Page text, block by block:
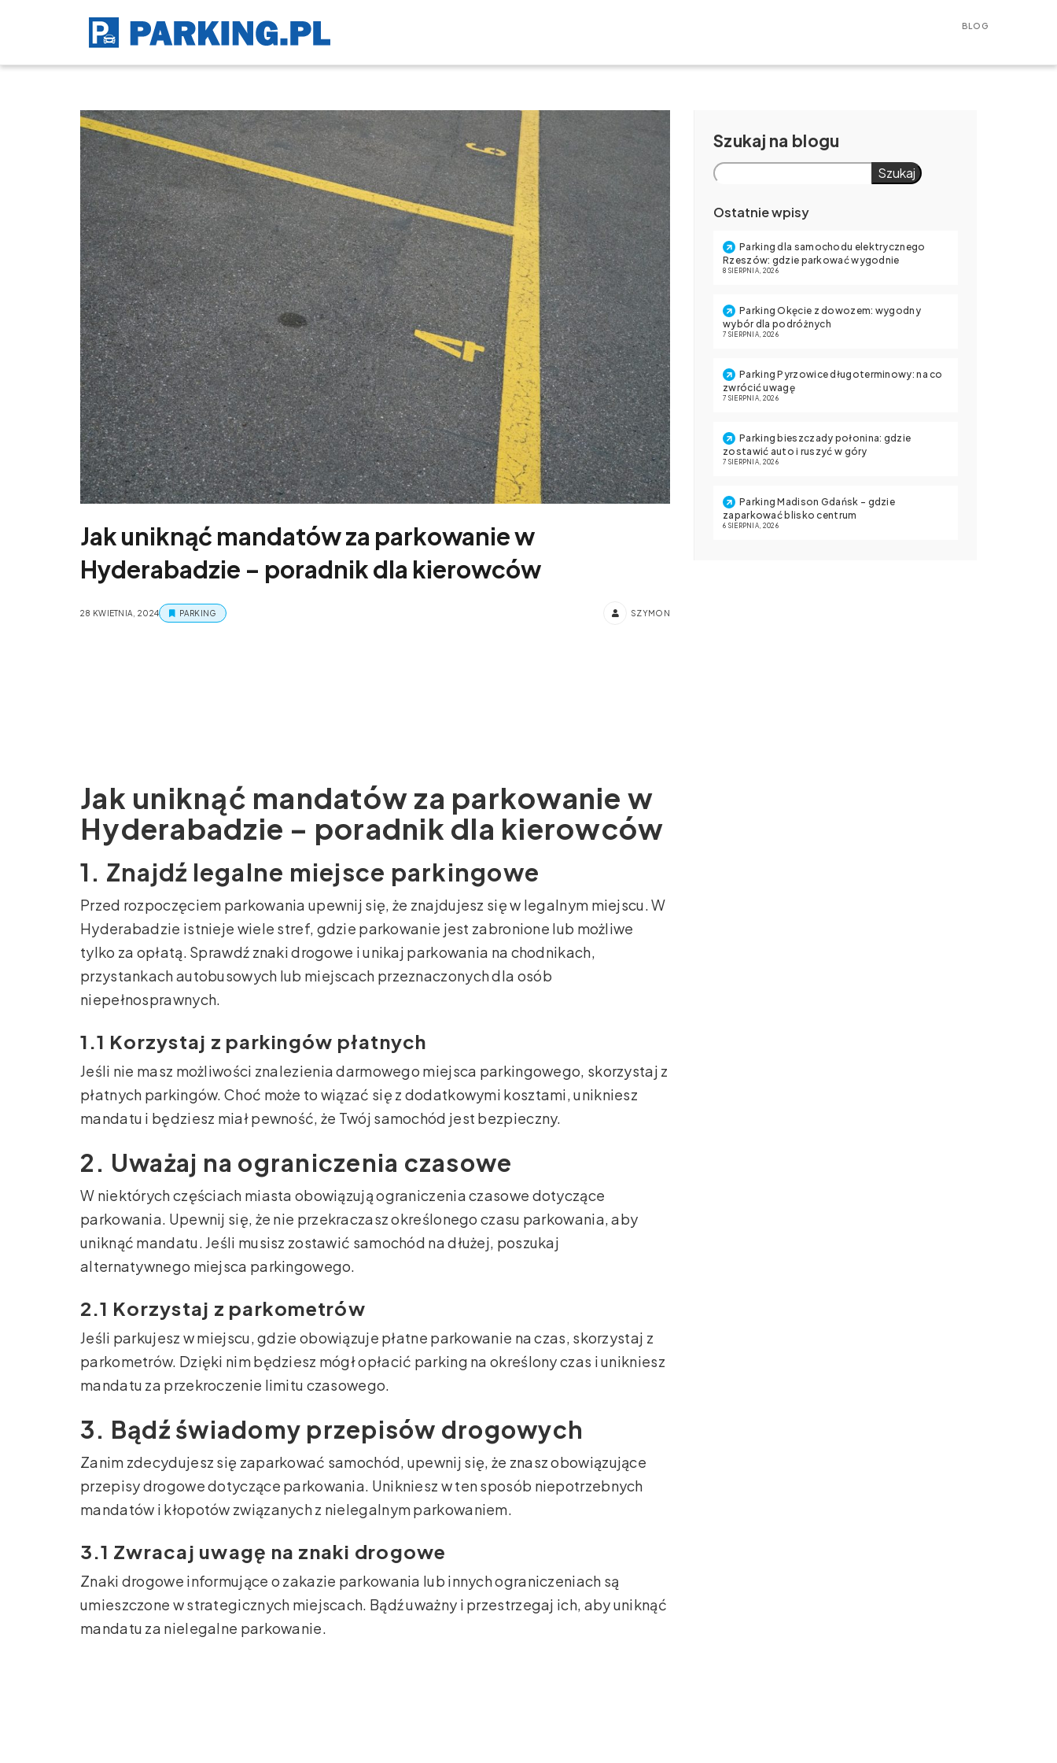
BLOG
Jak uniknąć mandatów za parkowanie w
Hyderabadzie – poradnik dla kierowców
28 KWIETNIA, 2024 PARKING SZYMON
Jak uniknąć mandatów za parkowanie w
Hyderabadzie – poradnik dla kierowców
1. Znajdź legalne miejsce parkingowe
Przed rozpoczęciem parkowania upewnij się, że znajdujesz się w legalnym miejscu. W
Hyderabadzie istnieje wiele stref, gdzie parkowanie jest zabronione lub możliwe
tylko za opłatą. Sprawdź znaki drogowe i unikaj parkowania na chodnikach,
przystankach autobusowych lub miejscach przeznaczonych dla osób
niepełnosprawnych.
1.1 Korzystaj z parkingów płatnych
Jeśli nie masz możliwości znalezienia darmowego miejsca parkingowego, skorzystaj z
płatnych parkingów. Choć może to wiązać się z dodatkowymi kosztami, unikniesz
mandatu i będziesz miał pewność, że Twój samochód jest bezpieczny.
2. Uważaj na ograniczenia czasowe
W niektórych częściach miasta obowiązują ograniczenia czasowe dotyczące
parkowania. Upewnij się, że nie przekraczasz określonego czasu parkowania, aby
uniknąć mandatu. Jeśli musisz zostawić samochód na dłużej, poszukaj
alternatywnego miejsca parkingowego.
2.1 Korzystaj z parkometrów
Jeśli parkujesz w miejscu, gdzie obowiązuje płatne parkowanie na czas, skorzystaj z
parkometrów. Dzięki nim będziesz mógł opłacić parking na określony czas i unikniesz
mandatu za przekroczenie limitu czasowego.
3. Bądź świadomy przepisów drogowych
Zanim zdecydujesz się zaparkować samochód, upewnij się, że znasz obowiązujące
przepisy drogowe dotyczące parkowania. Unikniesz w ten sposób niepotrzebnych
mandatów i kłopotów związanych z nielegalnym parkowaniem.
3.1 Zwracaj uwagę na znaki drogowe
Znaki drogowe informujące o zakazie parkowania lub innych ograniczeniach są
umieszczone w strategicznych miejscach. Bądź uważny i przestrzegaj ich, aby uniknąć
mandatu za nielegalne parkowanie.
Szukaj
Szukaj
Ostatnie wpisy
Parking dla samochodu elektrycznego
Rzeszów: gdzie parkować wygodnie
8 SIERPNIA, 2026
Parking Okęcie z dowozem: wygodny
wybór dla podróżnych
7 SIERPNIA, 2026
Parking Pyrzowice długoterminowy: na co
zwrócić uwagę
7 SIERPNIA, 2026
Parking bieszczady połonina: gdzie
zostawić auto i ruszyć w góry
7 SIERPNIA, 2026
Parking Madison Gdańsk – gdzie
zaparkować blisko centrum
6 SIERPNIA, 2026